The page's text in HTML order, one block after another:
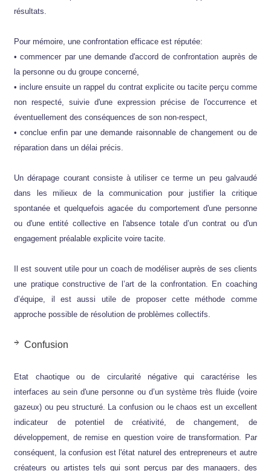
résultats.
Pour mémoire, une confrontation efficace est réputée:
• commencer par une demande d'accord de confrontation auprès de
la personne ou du groupe concerné,
• inclure ensuite un rappel du contrat explicite ou tacite perçu comme
non respecté, suivie d'une expression précise de l'occurrence et
éventuellement des conséquences de son non-respect,
• conclue enfin par une demande raisonnable de changement ou de
réparation dans un délai précis.
Un dérapage courant consiste à utiliser ce terme un peu galvaudé
dans les milieux de la communication pour justifier la critique
spontanée et quelquefois agacée du comportement d'une personne
ou d'une entité collective en l'absence totale d’un contrat ou d'un
engagement préalable explicite voire tacite.
Il est souvent utile pour un coach de modéliser auprès de ses clients
une pratique constructive de l’art de la confrontation. En coaching
d’équipe, il est aussi utile de proposer cette méthode comme
approche possible de résolution de problèmes collectifs.
Confusion
Etat chaotique ou de circularité négative qui caractérise les
interfaces au sein d'une personne ou d’un système très fluide (voire
gazeux) ou peu structuré. La confusion ou le chaos est un excellent
indicateur de potentiel de créativité, de changement, de
développement, de remise en question voire de transformation. Par
conséquent, la confusion est l'état naturel des entrepreneurs et autre
créateurs ou artistes tels qui sont perçus par des managers, des